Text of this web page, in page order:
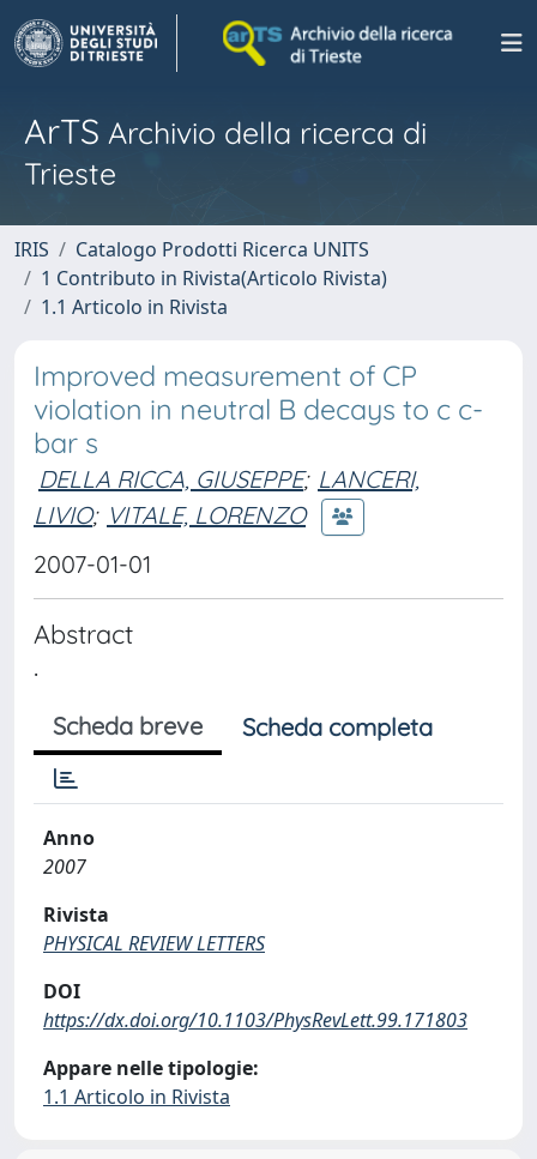
ArTS Archivio della ricerca di
Trieste
IRIS
Catalogo Prodotti Ricerca UNITS
1 Contributo in Rivista(Articolo Rivista)
1.1 Articolo in Rivista
Improved measurement of CP
violation in neutral B decays to c c-
bar s
DELLA RICCA, GIUSEPPE; LANCERI,
LIVIO; VITALE, LORENZO
2007-01-01
Abstract
.
Scheda breve Scheda completa
Anno
2007
Rivista
PHYSICAL REVIEW LETTERS
DOI
https://dx.doi.org/10.1103/PhysRevLett.99.171803
Appare nelle tipologie:
1.1 Articolo in Rivista